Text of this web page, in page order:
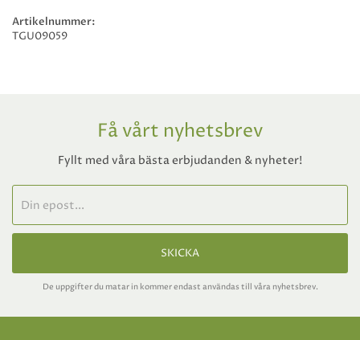
Artikelnummer:
TGU09059
Få vårt nyhetsbrev
Fyllt med våra bästa erbjudanden & nyheter!
SKICKA
De uppgifter du matar in kommer endast användas till våra nyhetsbrev.